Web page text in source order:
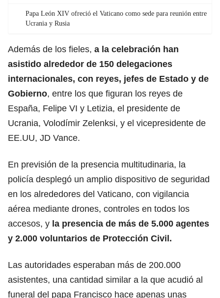
Papa León XIV ofreció el Vaticano como sede para reunión entre
Ucrania y Rusia
Además de los fieles, a la celebración han
asistido alrededor de 150 delegaciones
internacionales, con reyes, jefes de Estado y de
Gobierno, entre los que figuran los reyes de
España, Felipe VI y Letizia, el presidente de
Ucrania, Volodímir Zelenksi, y el vicepresidente de
EE.UU, JD Vance.
En previsión de la presencia multitudinaria, la
policía desplegó un amplio dispositivo de seguridad
en los alrededores del Vaticano, con vigilancia
aérea mediante drones, controles en todos los
accesos, y la presencia de más de 5.000 agentes
y 2.000 voluntarios de Protección Civil.
Las autoridades esperaban más de 200.000
asistentes, una cantidad similar a la que acudió al
funeral del papa Francisco hace apenas unas